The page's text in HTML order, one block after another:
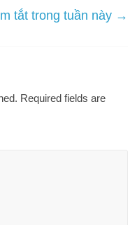
tắt trong tuần này →
Required fields are